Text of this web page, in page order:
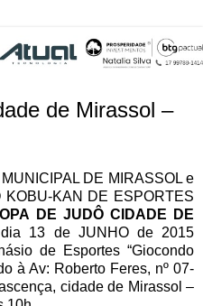
de Mirassol –
DE MIRASSOL e
KOBU-KAN DE ESPORTES
DE JUDÔ CIDADE DE
13 de JUNHO de 2015
de Esportes “Giocondo
à Av: Roberto Feres, nº 07-
cidade de Mirassol –